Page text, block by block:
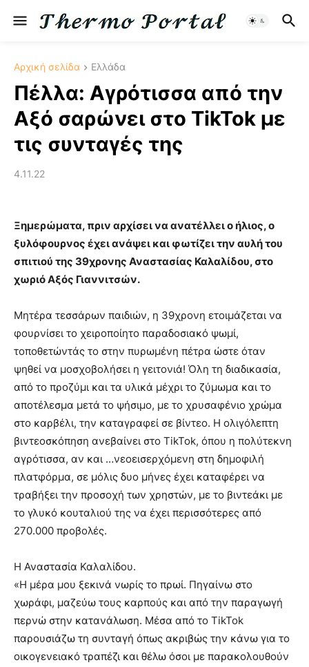
Αρχική σελίδα Ελλάδα
Πέλλα: Αγρότισσα από την
Αξό σαρώνει στο TikTok με
τις συνταγές της
4.11.22
Ξημερώματα, πριν αρχίσει να ανατέλλει ο ήλιος, ο
ξυλόφουρνος έχει ανάψει και φωτίζει την αυλή του
σπιτιού της 39χρονης Αναστασίας Καλαλίδου, στο
χωριό Αξός Γιαννιτσών.
Μητέρα τεσσάρων παιδιών, η 39χρονη ετοιμάζεται να
φουρνίσει το χειροποίητο παραδοσιακό ψωμί,
τοποθετώντάς το στην πυρωμένη πέτρα ώστε όταν
ψηθεί να μοσχοβολήσει η γειτονιά! Όλη τη διαδικασία,
από το προζύμι και τα υλικά μέχρι το ζύμωμα και το
αποτέλεσμα μετά το ψήσιμο, με το χρυσαφένιο χρώμα
στο καρβέλι, την καταγραφεί σε βίντεο. Η ολιγόλεπτη
βιντεοσκόπηση ανεβαίνει στο TikTok, όπου η πολύτεκνη
αγρότισσα, αν και …νεοεισερχόμενη στη δημοφιλή
πλατφόρμα, σε μόλις δυο μήνες έχει καταφέρει να
τραβήξει την προσοχή των χρηστών, με το βιντεάκι με
το γλυκό κουταλιού της να έχει περισσότερες από
270.000 προβολές.
H Αναστασία Καλαλίδου.
«Η μέρα μου ξεκινά νωρίς το πρωί. Πηγαίνω στο
χωράφι, μαζεύω τους καρπούς και από την παραγωγή
περνώ στην κατανάλωση. Μέσα από το TikTok
παρουσιάζω τη συνταγή όπως ακριβώς την κάνω για το
οικογενειακό τραπέζι και θέλω όσοι με παρακολουθούν